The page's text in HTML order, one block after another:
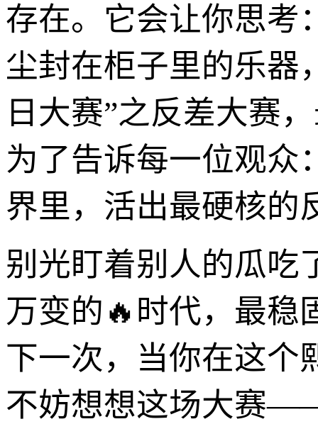
存在。它会让你思考
尘封在柜子里的乐器
日大赛”之反差大赛
为了告诉每一位观众
界里，活出最硬核的
别光盯着别人的瓜吃
万变的🔥时代，最稳
下一次，当你在这个
不妨想想这场大赛